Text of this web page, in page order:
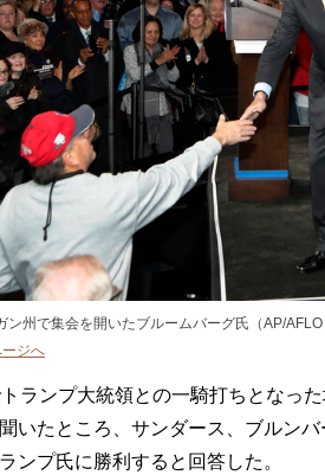
ン州で集会を開いたブルームバーグ氏（AP/AFLO
ジへ
ランプ大統領との一騎打ちとなっ
いたところ、サンダース、ブルンバ
ンプ氏に勝利すると回答した。